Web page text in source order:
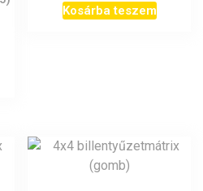
Kosárba teszem